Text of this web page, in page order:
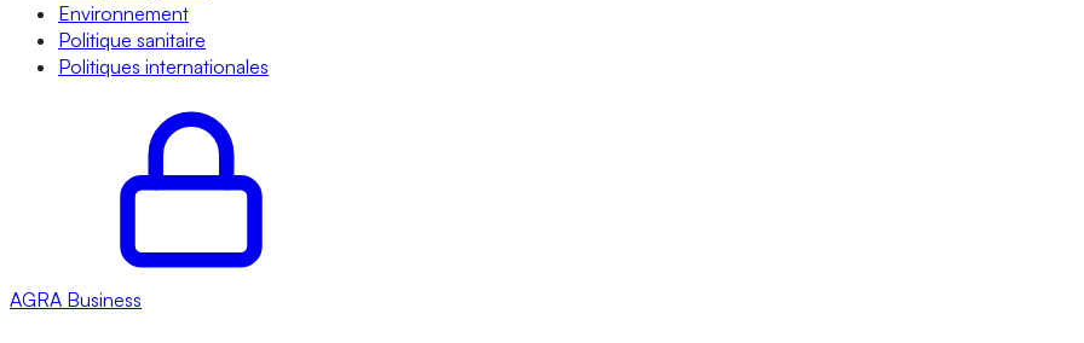
Environnement
Politique sanitaire
Politiques internationales
AGRA Business